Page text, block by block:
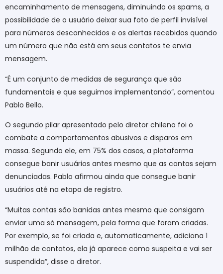
encaminhamento de mensagens, diminuindo os spams, a
possibilidade de o usuário deixar sua foto de perfil invisível
para números desconhecidos e os alertas recebidos quando
um número que não está em seus contatos te envia
mensagem.
“É um conjunto de medidas de segurança que são
fundamentais e que seguimos implementando”, comentou
Pablo Bello.
O segundo pilar apresentado pelo diretor chileno foi o
combate a comportamentos abusivos e disparos em
massa. Segundo ele, em 75% dos casos, a plataforma
consegue banir usuários antes mesmo que as contas sejam
denunciadas. Pablo afirmou ainda que consegue banir
usuários até na etapa de registro.
“Muitas contas são banidas antes mesmo que consigam
enviar uma só mensagem, pela forma que foram criadas.
Por exemplo, se foi criada e, automaticamente, adiciona 1
milhão de contatos, ela já aparece como suspeita e vai ser
suspendida”, disse o diretor.